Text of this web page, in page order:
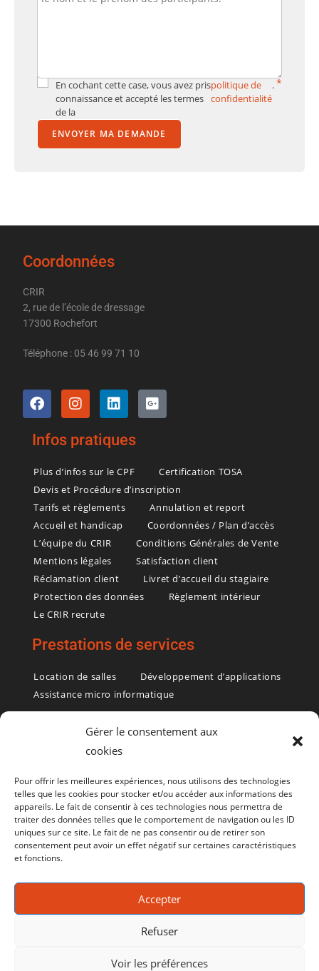
Gérer le consentement aux
cookies
Pour offrir les meilleures expériences, nous utilisons des technologies
telles que les cookies pour stocker et/ou accéder aux informations des
appareils. Le fait de consentir à ces technologies nous permettra de
traiter des données telles que le comportement de navigation ou les ID
uniques sur ce site. Le fait de ne pas consentir ou de retirer son
consentement peut avoir un effet négatif sur certaines caractéristiques
et fonctions.
Accepter
Refuser
Voir les préférences
En cochant cette case, vous avez pris
connaissance et accepté les termes
de la
politique de
confidentialité
.*
ENVOYER MA DEMANDE
Coordonnées
CRIR
2, rue de l’école de dressage
17300 Rochefort
Téléphone : 05 46 99 71 10
Infos pratiques
Plus d’infos sur le CPF
Certification TOSA
Devis et Procédure d’inscription
Tarifs et règlements
Annulation et report
Accueil et handicap
Coordonnées / Plan d’accès
L’équipe du CRIR
Conditions Générales de Vente
Mentions légales
Satisfaction client
Réclamation client
Livret d’accueil du stagiaire
Protection des données
Règlement intérieur
Le CRIR recrute
Prestations de services
Location de salles
Développement d’applications
Assistance micro informatique
Formations et Services informatiques – Rochefort – Charente
formation WEB, formation aux logiciels de gestion.
(Rochefort, La Rochelle, Saintes, Royan, Oléron – et toute la
Charente Maritime (17)
Consultez le site
www.bilan-de-competences-17.fr